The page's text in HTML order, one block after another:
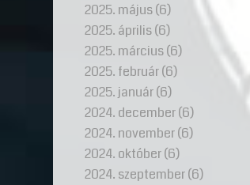
2025. május(6)
2025. április(6)
2025. március(6)
2025. február(6)
2025. január(6)
2024. december(6)
2024. november(6)
2024. október(6)
2024. szeptember(6)